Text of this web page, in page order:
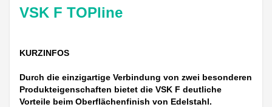
VSK F TOPline
KURZINFOS
Durch die einzigartige Verbindung von zwei besonderen
Produkteigenschaften bietet die VSK F deutliche
Vorteile beim Oberflächenfinish von Edelstahl.